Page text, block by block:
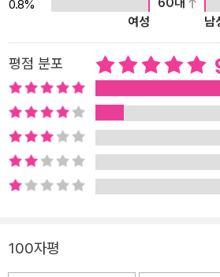
0.8%
여성
남
평점 분포
100자평